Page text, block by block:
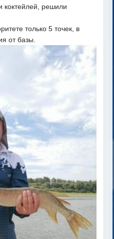
коктейлей, решили
только 5 точек, в
от базы.